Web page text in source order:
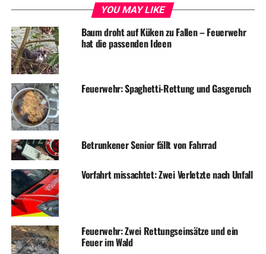
INKLUSION NEWS SOZIALES
UP NEXT
Handtasche aus Auto geklaut
DON'T MISS
Ab Samstag: Segeln mit dem Rollstuhl? Klar!
YOU MAY LIKE
Baum droht auf Küken zu Fallen – Feuerwehr
hat die passenden Ideen
Feuerwehr: Spaghetti-Rettung und Gasgeruch
Betrunkener Senior fällt von Fahrrad
Vorfahrt missachtet: Zwei Verletzte nach Unfall
Feuerwehr: Zwei Rettungseinsätze und ein
Feuer im Wald